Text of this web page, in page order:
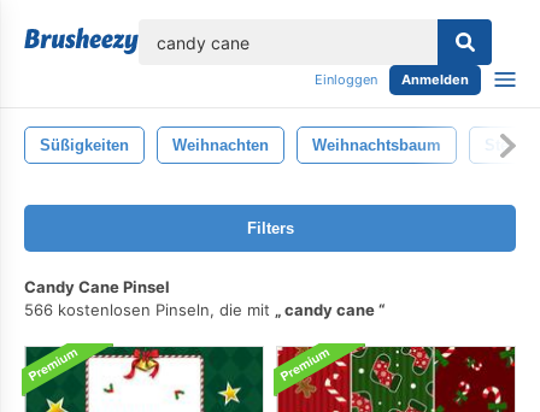
Einloggen Anmelden
Süßigkeiten Weihnachten Weihnachtsbaum
Filters
Candy Cane Pinsel
566 kostenlosen Pinseln, die mit
candy cane